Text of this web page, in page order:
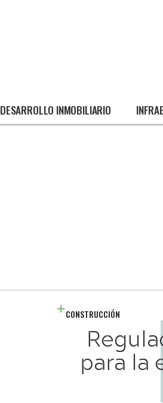
DESARROLLO INMOBILIARIO
CONSTRUCCIÓN
para la